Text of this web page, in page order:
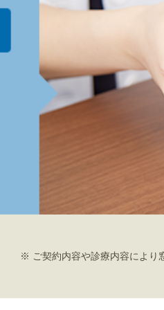
※ ご契約内容や診療内容により